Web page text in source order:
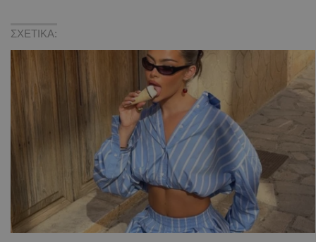
ΣΧΕΤΙΚΑ: